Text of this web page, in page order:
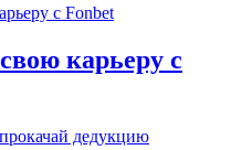
карьеру с